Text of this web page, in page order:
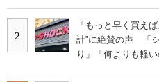
2
「もっと早く買え
計”に絶賛の声 「
り」「何よりも軽い